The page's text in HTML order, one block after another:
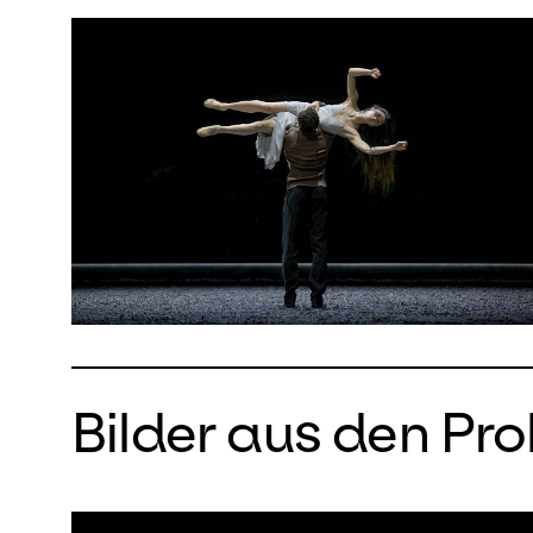
Bilder aus den